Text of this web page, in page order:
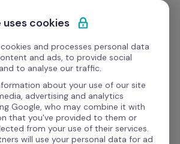
Empieza gratis
de recursos
y finanzas para
empresarial
cookies
cookies and processes personal data
and ads, to provide social
to analyse our traffic.
about your use of our site
advertising and analytics
Google, who may combine it with
that you've provided to them or
from your use of their services.
will use your personal data for ad